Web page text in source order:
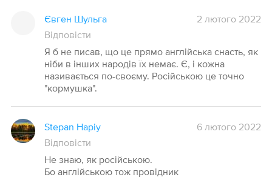
Євген Шульга
2 лютого 2022
Відповісти
Я б не писав, що це прямо англійська снасть, як
ніби в інших народів їх немає. Є, і кожна
називається по-своєму. Російською це точно
"кормушка".
Stepan Hapiy
6 лютого 2022
Відповісти
Не знаю, як російською.
Бо англійською тож провідник